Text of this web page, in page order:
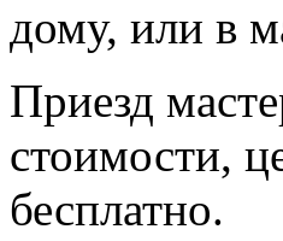
дому, или в
Приезд
стоимости,
бесплатно.